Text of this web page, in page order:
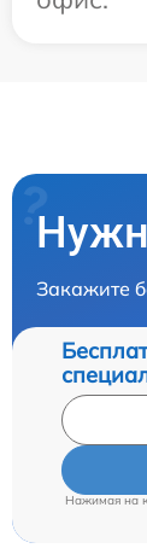
Закажите
Нажимая на